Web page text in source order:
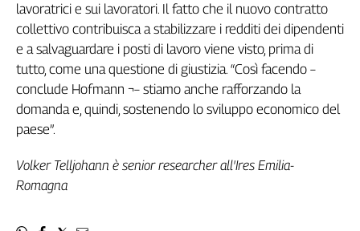
lavoratrici e sui lavoratori. Il fatto che il nuovo contratto
collettivo contribuisca a stabilizzare i redditi dei dipendenti
e a salvaguardare i posti di lavoro viene visto, prima di
tutto, come una questione di giustizia. “Così facendo –
conclude Hofmann ¬– stiamo anche rafforzando la
domanda e, quindi, sostenendo lo sviluppo economico del
paese”.
Volker Telljohann è senior researcher all'Ires Emilia-
Romagna